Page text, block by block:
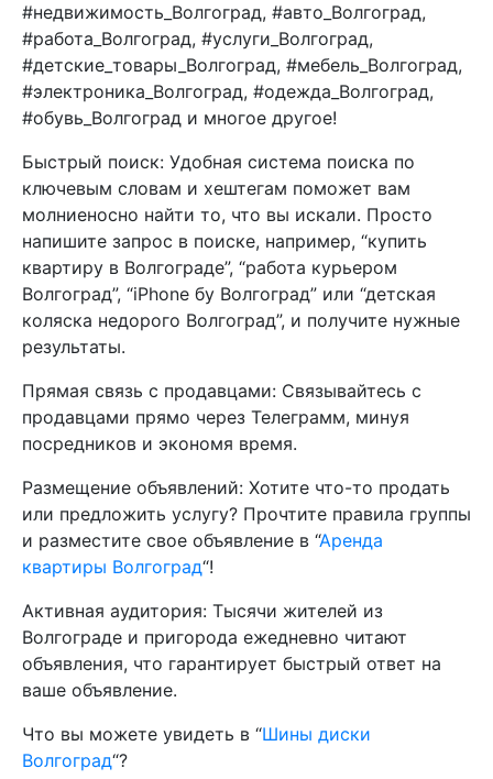
#недвижимость_Волгоград, #авто_Волгоград,
#работа_Волгоград, #услуги_Волгоград,
#детские_товары_Волгоград, #мебель_Волгоград,
#электроника_Волгоград, #одежда_Волгоград,
#обувь_Волгоград и многое другое!
Быстрый поиск: Удобная система поиска по
ключевым словам и хештегам поможет вам
молниеносно найти то, что вы искали. Просто
напишите запрос в поиске, например, “купить
квартиру в Волгограде”, “работа курьером
Волгоград”, “iPhone бу Волгоград” или “детская
коляска недорого Волгоград”, и получите нужные
результаты.
Прямая связь с продавцами: Связывайтесь с
продавцами прямо через Телеграмм, минуя
посредников и экономя время.
Размещение объявлений: Хотите что-то продать
или предложить услугу? Прочтите правила группы
и разместите свое объявление в “Аренда
квартиры Волгоград“!
Активная аудитория: Тысячи жителей из
Волгограде и пригорода ежедневно читают
объявления, что гарантирует быстрый ответ на
ваше объявление.
Что вы можете увидеть в “Шины диски
Волгоград“?